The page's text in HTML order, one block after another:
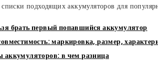
подходящих аккумуляторов для
брать первый попавшийся аккумулятор
маркировка, размер,
аккумуляторов: в чем разница